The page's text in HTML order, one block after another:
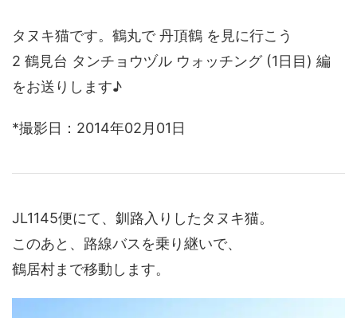
タヌキ猫です。鶴丸で 丹頂鶴 を見に行こう
2 鶴見台 タンチョウヅル ウォッチング (1日目) 編
をお送りします♪
*撮影日：2014年02月01日
JL1145便にて、釧路入りしたタヌキ猫。
このあと、路線バスを乗り継いで、
鶴居村まで移動します。